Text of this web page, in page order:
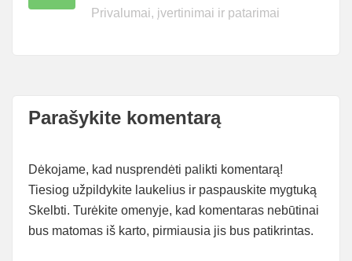
Privalumai, įvertinimai ir patarimai
Parašykite komentarą
Dėkojame, kad nusprendėti palikti komentarą!
Tiesiog užpildykite laukelius ir paspauskite mygtuką
Skelbti. Turėkite omenyje, kad komentaras nebūtinai
bus matomas iš karto, pirmiausia jis bus patikrintas.